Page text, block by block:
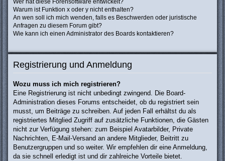
Warum ist Funktion x oder y nicht enthalten?
An wen soll ich mich wenden, falls es Beschwerden oder juristische
Anfragen zu diesem Forum gibt?
Wie kann ich einen Administrator des Boards kontaktieren?
Registrierung und Anmeldung
Wozu muss ich mich registrieren?
Eine Registrierung ist nicht unbedingt zwingend. Die Board-
Administration dieses Forums entscheidet, ob du registriert sein
musst, um Beiträge zu schreiben. Auf jeden Fall erhältst du als
registriertes Mitglied Zugriff auf zusätzliche Funktionen, die Gästen
nicht zur Verfügung stehen: zum Beispiel Avatarbilder, Private
Nachrichten, E-Mail-Versand an andere Mitglieder, Beitritt zu
Benutzergruppen und so weiter. Wir empfehlen dir eine Anmeldung,
da sie schnell erledigt ist und dir zahlreiche Vorteile bietet.